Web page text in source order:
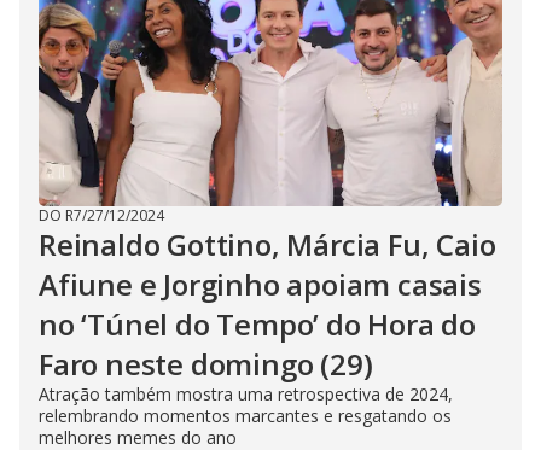
DO R7/27/12/2024
Reinaldo Gottino, Márcia Fu, Caio
Afiune e Jorginho apoiam casais
no ‘Túnel do Tempo’ do Hora do
Faro neste domingo (29)
Atração também mostra uma retrospectiva de 2024,
relembrando momentos marcantes e resgatando os
melhores memes do ano